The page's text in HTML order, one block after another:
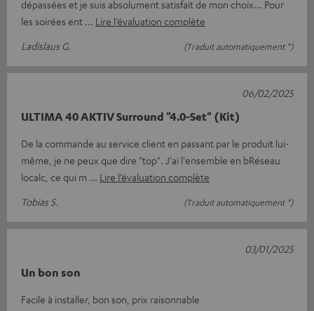
dépassées et je suis absolument satisfait de mon choix... Pour
les soirées ent
Lire l’évaluation complète
Ladislaus G.
(Traduit automatiquement *)
ULTIMA 40 AKTIV Surround "4.0-Set" (Kit)
De la commande au service client en passant par le produit lui-
même, je ne peux que dire "top". J'ai l'ensemble en bRéseau
localc, ce qui m
Lire l’évaluation complète
Tobias S.
(Traduit automatiquement *)
06/02/2025
Un bon son
Facile à installer, bon son, prix raisonnable
03/01/2025